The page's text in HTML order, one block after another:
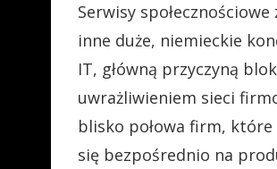
Serwisy
inne duże, niemieckie
IT, główną przyczyną
uwrażliwieniem sieci
blisko połowa firm, które
się bezpośrednio na